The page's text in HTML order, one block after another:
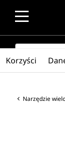
SEARCH
Narzędzie
Korzyści